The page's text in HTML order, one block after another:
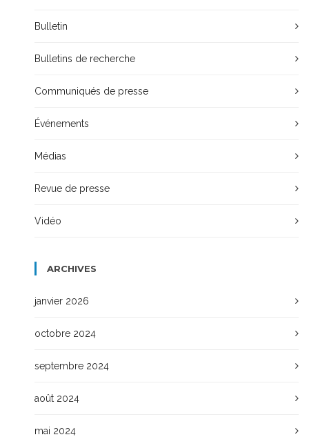
Bulletin
Bulletins de recherche
Communiqués de presse
Événements
Médias
Revue de presse
Vidéo
ARCHIVES
janvier 2026
octobre 2024
septembre 2024
août 2024
mai 2024